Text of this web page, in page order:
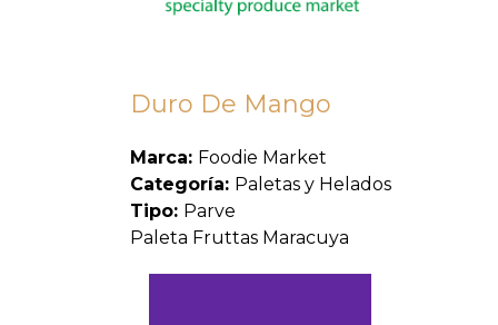
Duro De Mango
Marca: Foodie Market
Categoría: Paletas y Helados
Tipo: Parve
Paleta Fruttas Maracuya